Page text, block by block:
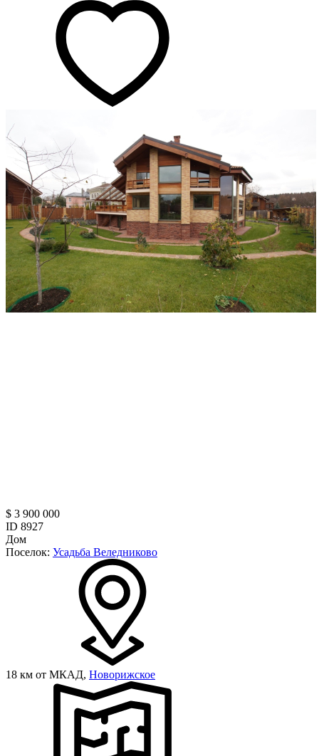
$ 3 900 000
ID 8927
Дом
Поселок: Усадьба Веледниково
18 км от МКАД, Новорижское